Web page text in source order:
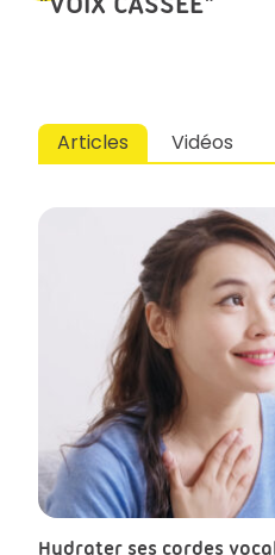
Articles Vidéos
Hydrater ses cordes